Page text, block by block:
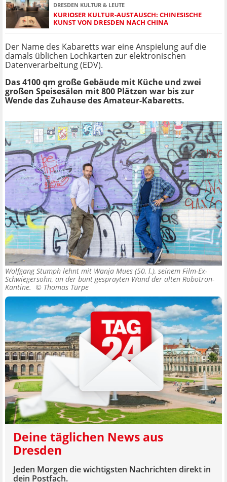
DRESDEN KULTUR & LEUTE
KURIOSER KULTUR-AUSTAUSCH: CHINESISCHE
KUNST VON DRESDEN NACH CHINA
Der Name des Kabaretts war eine Anspielung auf die
damals üblichen Lochkarten zur elektronischen
Datenverarbeitung (EDV).
Das 4100 qm große Gebäude mit Küche und zwei
großen Speisesälen mit 800 Plätzen war bis zur
Wende das Zuhause des Amateur-Kabaretts.
Wolfgang Stumph lehnt mit Wanja Mues (50, l.), seinem Film-Ex-
Schwiegersohn, an der bunt gesprayten Wand der alten Robotron-
Kantine. © Thomas Türpe
Deine täglichen News aus
Dresden
Jeden Morgen die wichtigsten Nachrichten direkt in
dein Postfach.